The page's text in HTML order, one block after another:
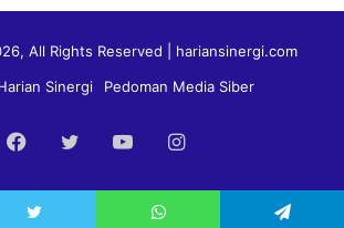
All Rights Reserved | hariansinergi.com
Sinergi
Pedoman Media Siber
Facebook
TwitterYouTubeInstagram